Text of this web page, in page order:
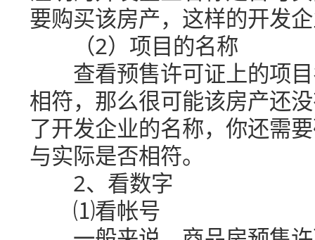
要购买该房产，这样的开发
（2）项目的名称
查看预售许可证上的项目
相符，那么很可能该房产还
了开发企业的名称，你还需
与实际是否相符。
2、看数字
⑴看帐号